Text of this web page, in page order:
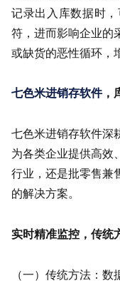
记录出入库数据时
符，进而影响企业的
或缺货的恶性循环，
七色米进销存软件，
七色米进销存软件深
为各类企业提供高效
行业，还是批零售兼
的解决方案。
实时精准监控，传统
（一）传统方法：数